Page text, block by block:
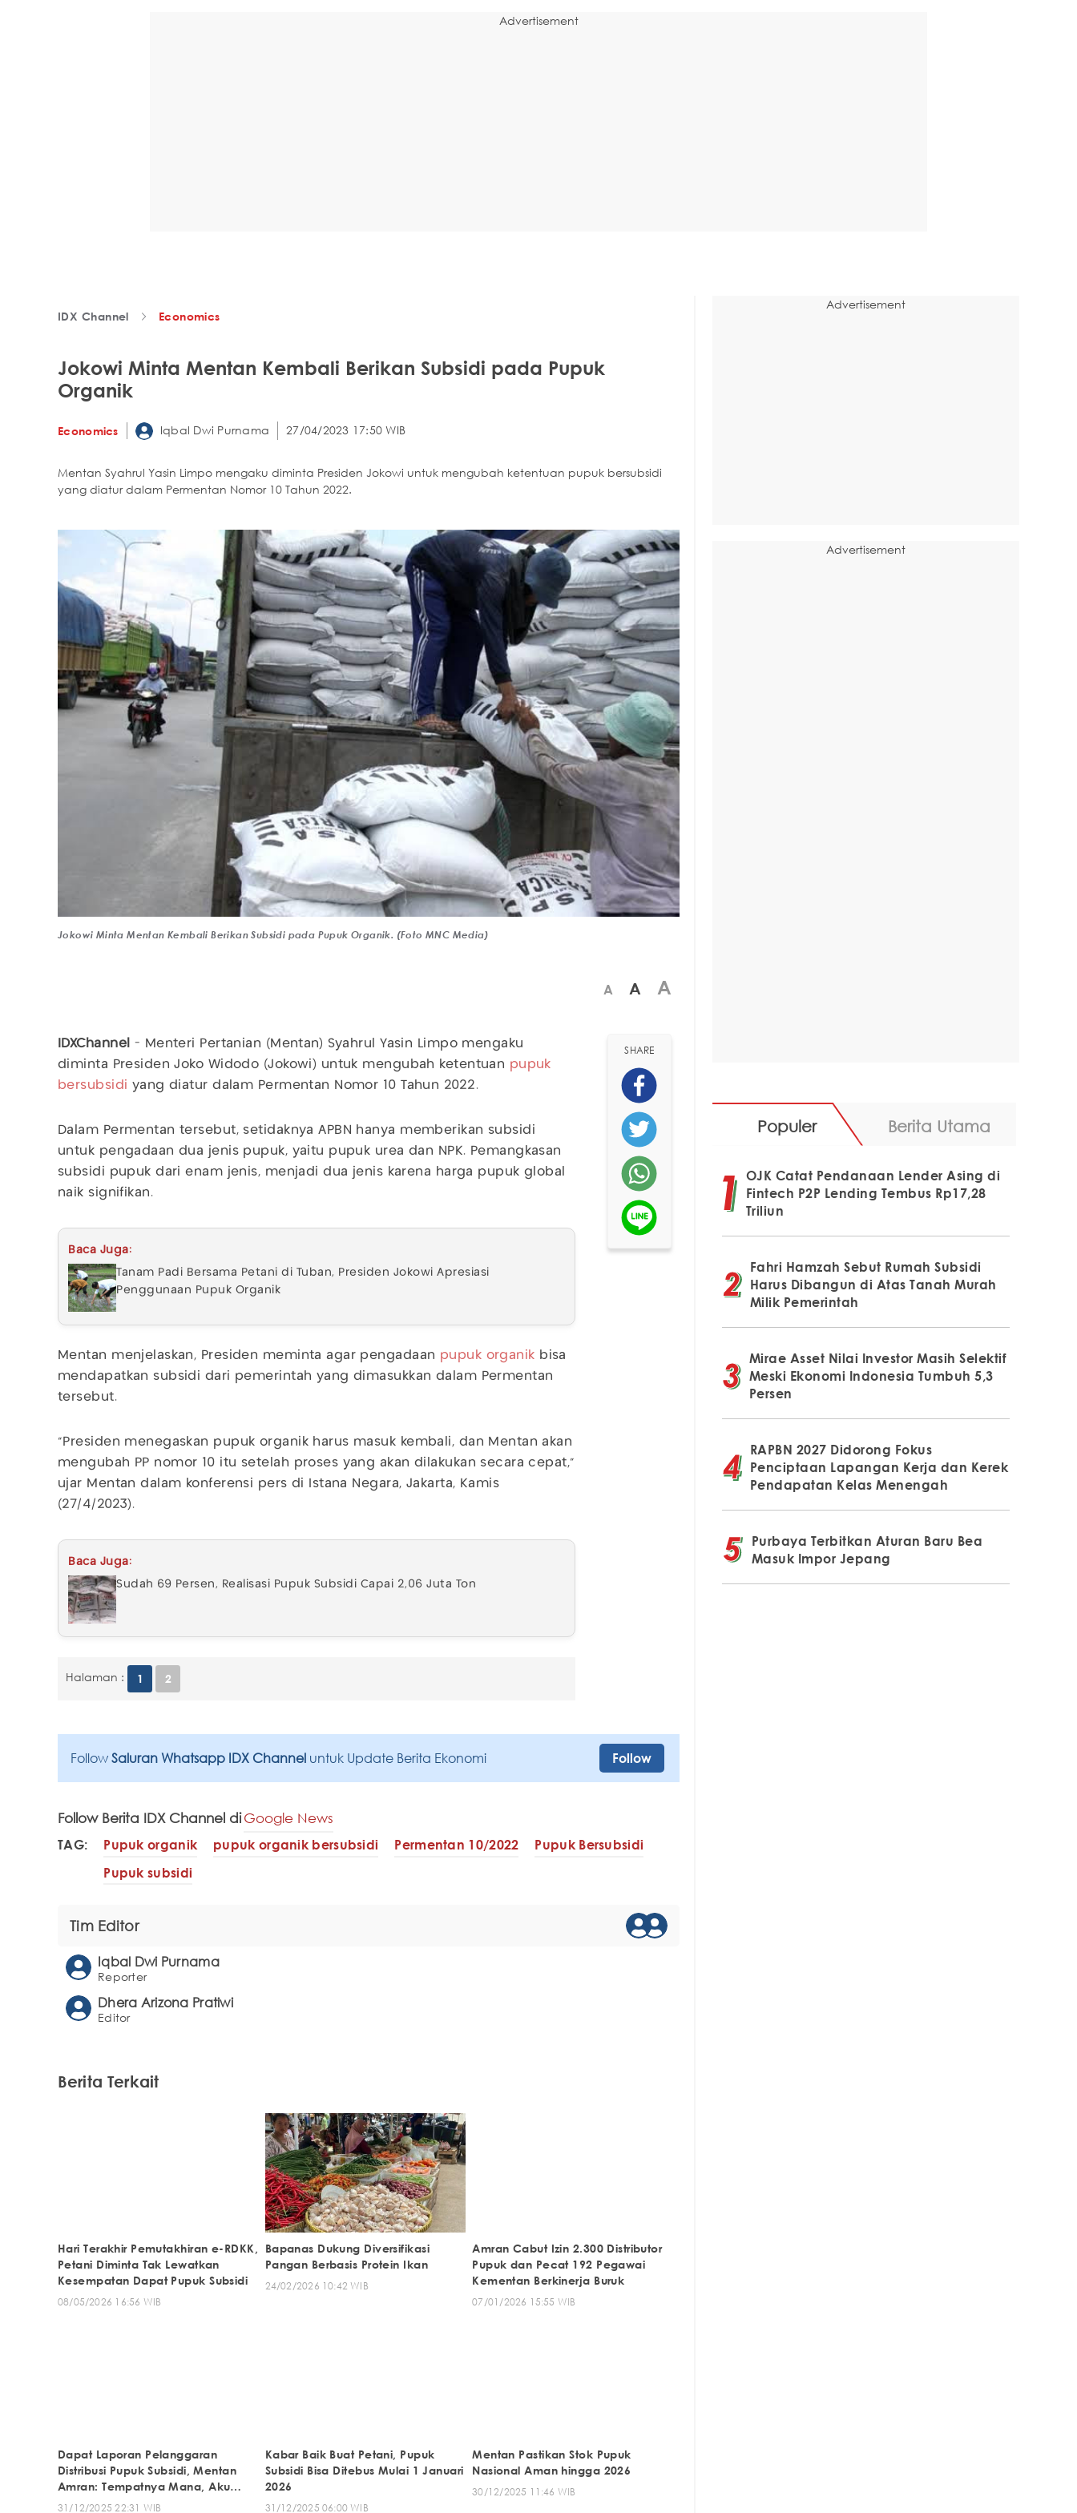
Advertisement
IDX Channel Economics
Jokowi Minta Mentan Kembali Berikan Subsidi pada Pupuk
Organik
Economics Iqbal Dwi Purnama 27/04/2023 17:50 WIB
Mentan Syahrul Yasin Limpo mengaku diminta Presiden Jokowi untuk mengubah ketentuan pupuk bersubsidi
yang diatur dalam Permentan Nomor 10 Tahun 2022.
Jokowi Minta Mentan Kembali Berikan Subsidi pada Pupuk Organik. (Foto MNC Media)
A A A
IDXChannel
- Menteri Pertanian (Mentan) Syahrul Yasin Limpo mengaku
diminta Presiden Joko Widodo (Jokowi) untuk mengubah ketentuan pupuk
bersubsidi yang diatur dalam Permentan Nomor 10 Tahun 2022.
Dalam Permentan tersebut, setidaknya APBN hanya memberikan subsidi
untuk pengadaan dua jenis pupuk, yaitu pupuk urea dan NPK. Pemangkasan
subsidi pupuk dari enam jenis, menjadi dua jenis karena harga pupuk global
naik signifikan.
Baca Juga:
Tanam Padi Bersama Petani di Tuban, Presiden Jokowi Apresiasi
Penggunaan Pupuk Organik
Mentan menjelaskan, Presiden meminta agar pengadaan pupuk organik bisa
mendapatkan subsidi dari pemerintah yang dimasukkan dalam Permentan
tersebut.
"Presiden menegaskan pupuk organik harus masuk kembali, dan Mentan akan
mengubah PP nomor 10 itu setelah proses yang akan dilakukan secara cepat,"
ujar Mentan dalam konferensi pers di Istana Negara, Jakarta, Kamis
(27/4/2023).
Baca Juga:
Sudah 69 Persen, Realisasi Pupuk Subsidi Capai 2,06 Juta Ton
Halaman : 1 2
SHARE
Follow Saluran Whatsapp IDX Channel untuk Update Berita Ekonomi Follow
Follow Berita IDX Channel diGoogle News
TAG: Pupuk organik pupuk organik bersubsidi Permentan 10/2022
Pupuk Bersubsidi
Pupuk subsidi
Tim Editor
Iqbal Dwi Purnama
Reporter
Dhera Arizona Pratiwi
Editor
Berita Terkait
Hari Terakhir Pemutakhiran e-RDKK,
Petani Diminta Tak Lewatkan
Kesempatan Dapat Pupuk Subsidi
08/05/2026 16:56 WIB
Bapanas Dukung Diversifikasi
Pangan Berbasis Protein Ikan
24/02/2026 10:42 WIB
Amran Cabut Izin 2.300 Distributor
Pupuk dan Pecat 192 Pegawai
Kementan Berkinerja Buruk
07/01/2026 15:55 WIB
Dapat Laporan Pelanggaran
Distribusi Pupuk Subsidi, Mentan
Amran: Tempatnya Mana, Aku
Cabut Izinnya
31/12/2025 22:31 WIB
Kabar Baik Buat Petani, Pupuk
Subsidi Bisa Ditebus Mulai 1 Januari
2026
31/12/2025 06:00 WIB
Mentan Pastikan Stok Pupuk
Nasional Aman hingga 2026
30/12/2025 11:46 WIB
Advertisement
Advertisement
Populer Berita Utama
OJK Catat Pendanaan Lender Asing di
Fintech P2P Lending Tembus Rp17,28
Triliun
Fahri Hamzah Sebut Rumah Subsidi
Harus Dibangun di Atas Tanah Murah
Milik Pemerintah
Mirae Asset Nilai Investor Masih Selektif
Meski Ekonomi Indonesia Tumbuh 5,3
Persen
RAPBN 2027 Didorong Fokus
Penciptaan Lapangan Kerja dan Kerek
Pendapatan Kelas Menengah
Purbaya Terbitkan Aturan Baru Bea
Masuk Impor Jepang